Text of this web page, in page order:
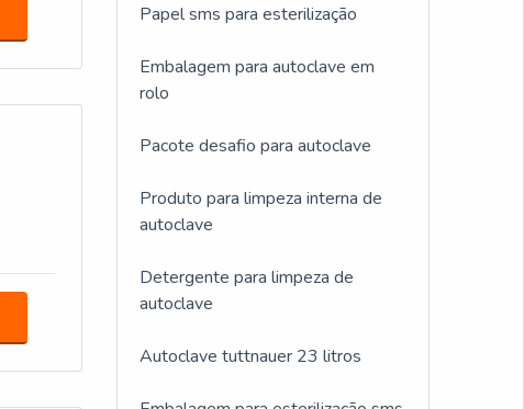
Papel sms para esterilização
Embalagem para autoclave em
rolo
Pacote desafio para autoclave
Produto para limpeza interna de
autoclave
Detergente para limpeza de
autoclave
Autoclave tuttnauer 23 litros